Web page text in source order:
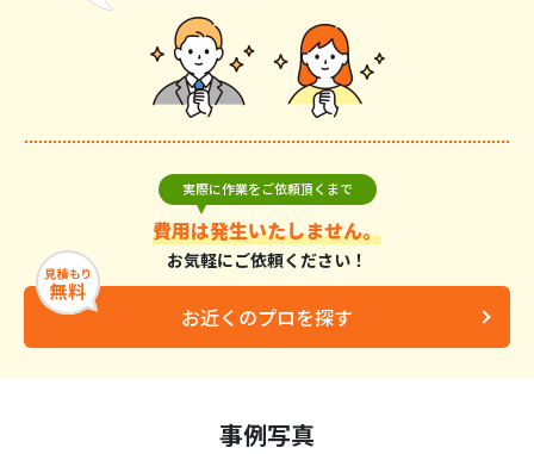
実際に作業をご依頼頂くまで
費用は発生いたしません。
お気軽にご依頼ください！
お近くのプロを探す
事例写真